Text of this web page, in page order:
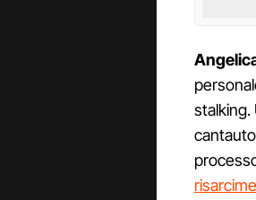
stalking.